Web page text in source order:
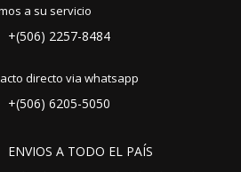
a su servicio
+(506) 2257-8484
directo via whatsapp
+(506) 6205-5050
ENVIOS A TODO EL PAÍS